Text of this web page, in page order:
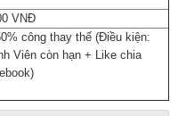
VNĐ
công thay thế (Điều kiện:
Viên còn hạn + Like chia